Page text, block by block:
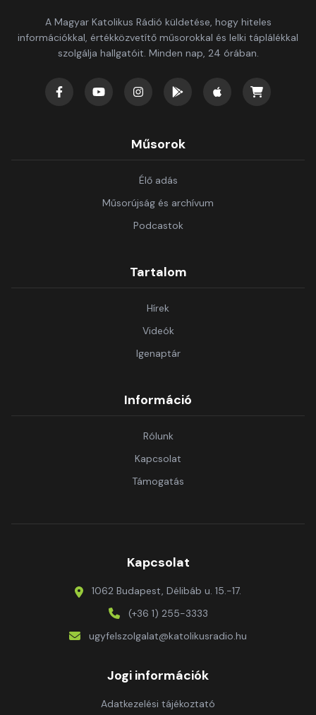
A Magyar Katolikus Rádió küldetése, hogy hiteles
információkkal, értékközvetítő műsorokkal és lelki táplálékkal
szolgálja hallgatóit. Minden nap, 24 órában.
Műsorok
Élő adás
Műsorújság és archívum
Podcastok
Tartalom
Hírek
Videók
Igenaptár
Információ
Rólunk
Kapcsolat
Támogatás
Kapcsolat
1062 Budapest, Délibáb u. 15.-17.
(+36 1) 255-3333
ugyfelszolgalat@katolikusradio.hu
Jogi információk
Adatkezelési tájékoztató